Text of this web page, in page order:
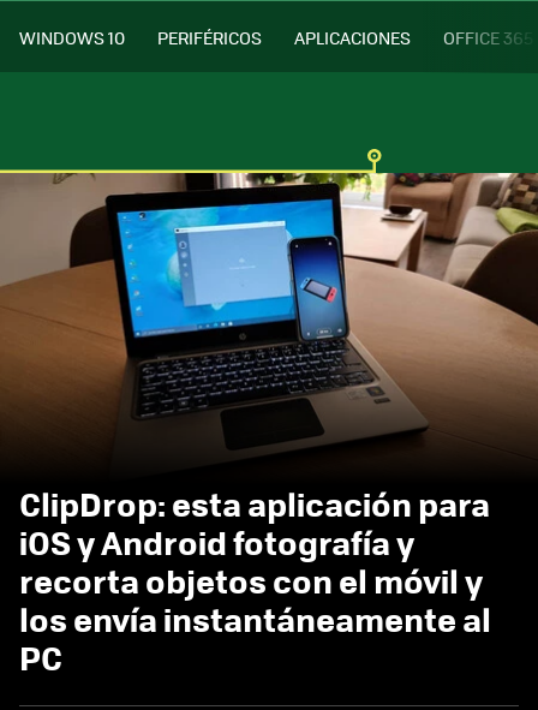
WINDOWS 10 PERIFÉRICOS APLICACIONES OFFICE 365
ClipDrop: esta aplicación para
iOS y Android fotografía y
recorta objetos con el móvil y
los envía instantáneamente al
PC